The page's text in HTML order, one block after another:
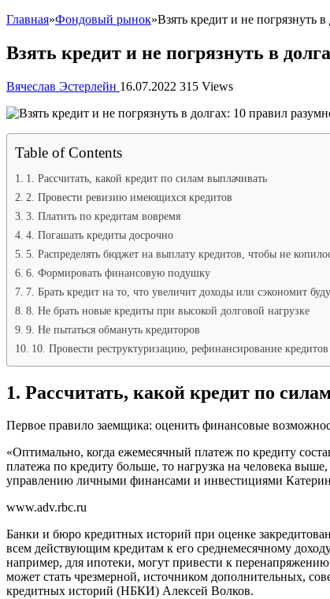
Главная»Фондовый рынок»Взять кредит и не погрязнуть
Взять кредит и не погрязнуть в
Вячеслав Эстерлейн 16.07.2022 315 Views
Table of Contents
1. Рассчитать, какой кредит по силам выплачивать
2. Провести ревизию имеющихся кредитов
3. Платить по кредитам вовремя
4. Погашать кредиты досрочно
5. Распределять бюджет на выплату кредитов, чтобы не
6. Формировать финансовую подушку
7. Брать кредит на то, что увеличит доходы или сэкономит
8. Не брать новые кредиты при высокой долговой нагрузке
9. Не пытаться обмануть кредиторов
10. Провести реструктуризацию, рефинансирование кредитов
1. Рассчитать, какой кредит по
Первое правило заемщика: оценить финансовые
«Оптимально, когда ежемесячный платеж по кредиту
платежа по кредиту больше, то нагрузка на человека
управлению личными финансами и инвестициями
www.adv.rbc.ru
Банки и бюро кредитных историй при оценке
всем действующим кредитам к его среднемесячному
например, для ипотеки, могут привести к
может стать чрезмерной, источником дополнительных,
кредитных историй (НБКИ) Алексей Волков.